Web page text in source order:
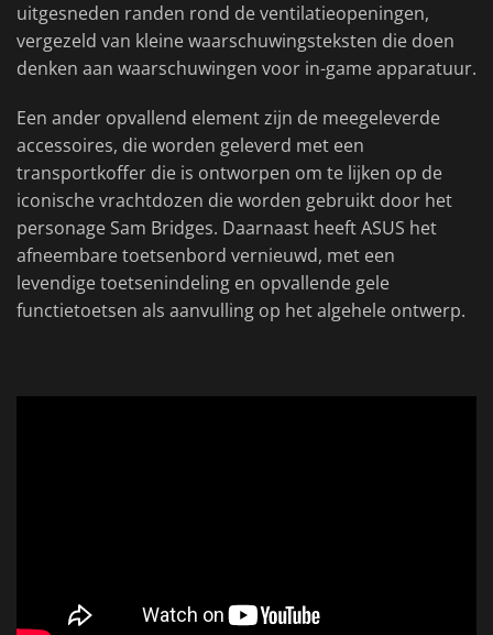
uitgesneden randen rond de ventilatieopeningen,
vergezeld van kleine waarschuwingsteksten die doen
denken aan waarschuwingen voor in-game apparatuur.
Een ander opvallend element zijn de meegeleverde
accessoires, die worden geleverd met een
transportkoffer die is ontworpen om te lijken op de
iconische vrachtdozen die worden gebruikt door het
personage Sam Bridges. Daarnaast heeft ASUS het
afneembare toetsenbord vernieuwd, met een
levendige toetsenindeling en opvallende gele
functietoetsen als aanvulling op het algehele ontwerp.